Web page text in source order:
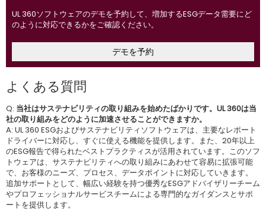
UL 360ソフトウェアのデモを予約して、増加するESGデータ需要にど
のように対応できるかをご確認ください。
デモを予約
よくある質問
Q: 当社はサステナビリティの取り組みを始めたばかりです。UL 360は当
社の取り組みをどのように加速させることができますか。
A: UL 360 ESGおよびサステナビリティソフトウェアは、主要なレポート
ドライバーに対応し、すぐに使える機能を提供します。また、20年以上
のESG報告で得られたベストプラクティスが活用されています。このソフ
トウェアは、サステナビリティへの取り組みにあわせて容易に拡張可能
で、お客様のニーズ、プロセス、データポイントに対応していきます。
追加サポートとして、幅広い経験を持つ優秀なESGアドバイザリーチーム
やプロフェッショナルサービスチームによる専門的なガイダンスとサポ
ートを提供します。